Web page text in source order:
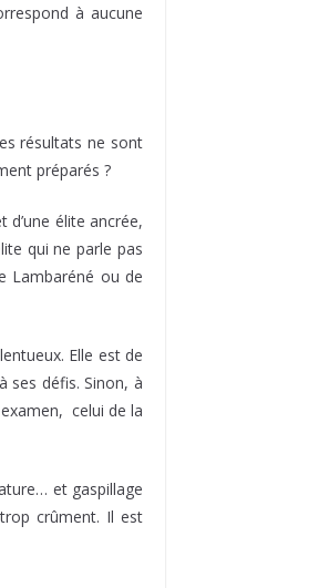
à aucune
résultats ne sont
préparés ?
d’une élite ancrée,
qui ne parle pas
Lambaréné ou de
Elle est de
ses défis. Sinon, à
celui de la
et gaspillage
crûment. Il est